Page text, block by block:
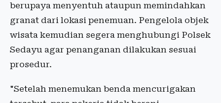
berupaya menyentuh ataupun memindahkan
granat dari lokasi penemuan. Pengelola objek
wisata kemudian segera menghubungi Polsek
Sedayu agar penanganan dilakukan sesuai
prosedur.
"Setelah menemukan benda mencurigakan